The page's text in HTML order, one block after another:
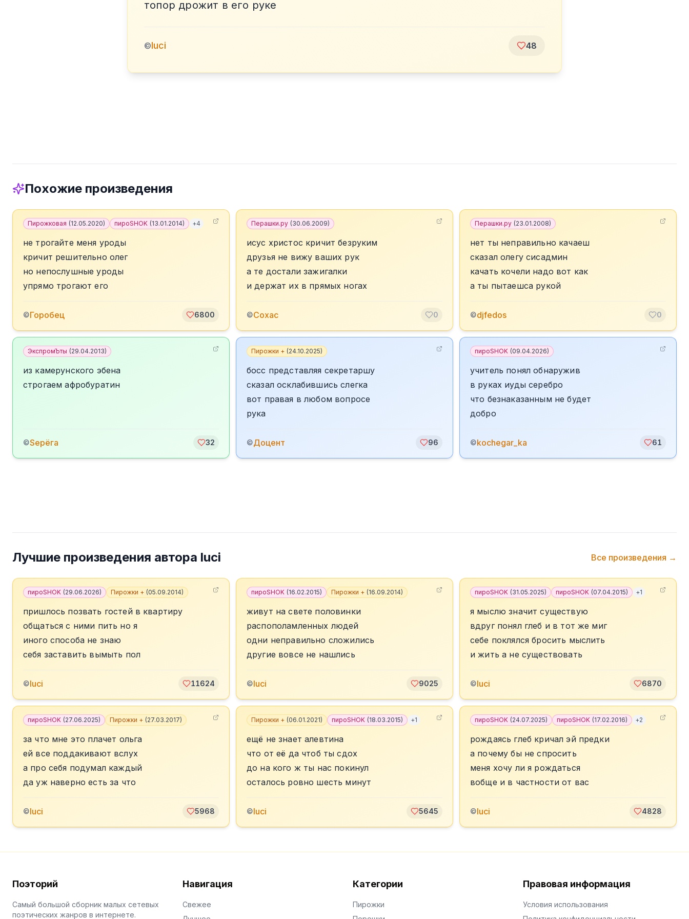
топор дрожит в его руке
©luci 48
Похожие произведения
Пирожковая (12.05.2020) пироSHOK (13.01.2014) +4
не трогайте меня уроды
кричит решительно олег
но непослушные уроды
упрямо трогают его
©Горобец 6800
Перашки.ру (30.06.2009)
исус христос кричит безруким
друзья не вижу ваших рук
а те достали зажигалки
и держат их в прямых ногах
©Сохас 0
Перашки.ру (23.01.2008)
нет ты неправильно качаеш
сказал олегу сисадмин
качать кочели надо вот как
а ты пытаешса рукой
©djfedos 0
ЭкспромЪты (29.04.2013)
из камерунского эбена
строгаем афробуратин
©Sерёга 32
Пирожки + (24.10.2025)
босс представляя секретаршу
сказал осклабившись слегка
вот правая в любом вопросе
рука
©Доцент 96
пироSHOK (09.04.2026)
учитель понял обнаружив
в руках иуды серебро
что безнаказанным не будет
добро
©kochegar_ka 61
Лучшие произведения автора luci Все произведения →
пироSHOK (29.06.2026) Пирожки + (05.09.2014)
пришлось позвать гостей в квартиру
общаться с ними пить но я
иного способа не знаю
себя заставить вымыть пол
©luci 11624
пироSHOK (16.02.2015) Пирожки + (16.09.2014)
живут на свете половинки
распополамленных людей
одни неправильно сложились
другие вовсе не нашлись
©luci 9025
пироSHOK (31.05.2025) пироSHOK (07.04.2015) +1
я мыслю значит существую
вдруг понял глеб и в тот же миг
себе поклялся бросить мыслить
и жить а не существовать
©luci 6870
пироSHOK (27.06.2025) Пирожки + (27.03.2017)
за что мне это плачет ольга
ей все поддакивают вслух
а про себя подумал каждый
да уж наверно есть за что
©luci 5968
Пирожки + (06.01.2021) пироSHOK (18.03.2015) +1
ещё не знает алевтина
что от её да чтоб ты сдох
до на кого ж ты нас покинул
осталось ровно шесть минут
©luci 5645
пироSHOK (24.07.2025) пироSHOK (17.02.2016) +2
рождаясь глеб кричал эй предки
а почему бы не спросить
меня хочу ли я рождаться
вобще и в частности от вас
©luci 4828
Поэторий
Самый большой сборник малых сетевых
поэтических жанров в интернете.
Навигация
Свежее
Категории
Пирожки
Правовая информация
Условия использования